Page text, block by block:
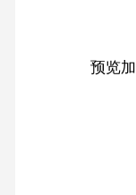
预览